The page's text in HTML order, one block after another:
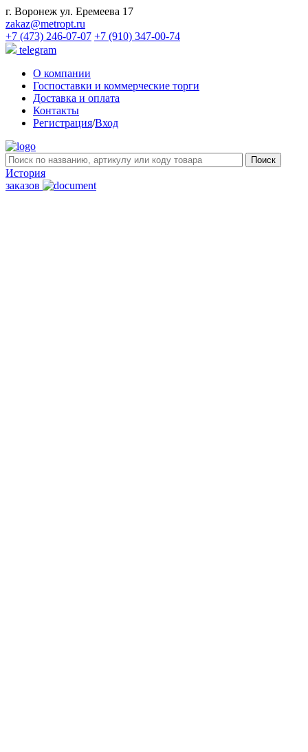
г. Воронеж ул. Еремеева 17
zakaz@metropt.ru
+7 (473) 246-07-07 +7 (910) 347-00-74
telegram
О компании
Госпоставки и коммерческие торги
Доставка и оплата
Контакты
Регистрация/Вход
История
заказов